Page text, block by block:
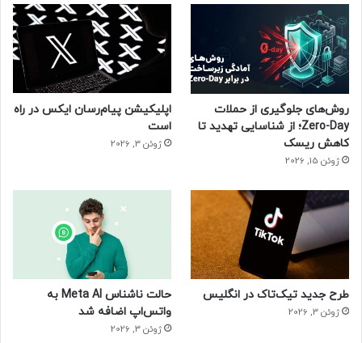
روش‌های جلوگیری از حملات
Zero-Day؛ از شناسایی تهدید تا
کاهش ریسک
ژوئن 15, 2026
اپلیکیشن پیام‌رسان ایکس در راه
است
ژوئن 3, 2026
طرح جدید تیک‌تاک در انگلیس
ژوئن 3, 2026
حالت ناشناس Meta AI به
واتس‌اپ اضافه شد
ژوئن 3, 2026